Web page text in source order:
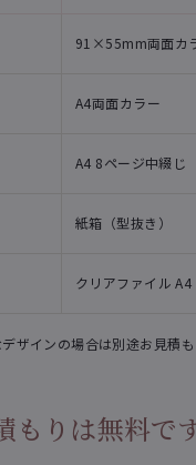
91×55mm両面カ
A4両面カラー
A4 8ページ中綴じ
紙箱（型抜き）
クリアファイル A4
インの場合は別途お見積も
もりは無料で